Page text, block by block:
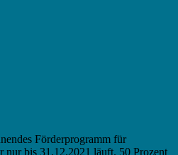
Förderprogramm für
nur bis 31.12.2021 läuft. 50 Prozent